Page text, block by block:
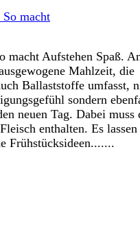
macht Aufstehen Spaß.
Mahlzeit, die
Ballaststoffe umfasst,
sondern
neuen Tag. Dabei muss
enthalten. Es
Frühstücksideen.......